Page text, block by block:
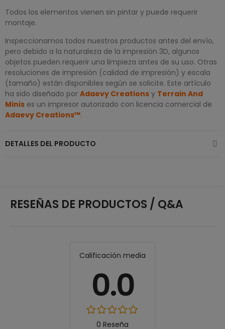
Todos los elementos vienen sin pintar y puede requerir
montaje.
Inspeccionamos todos nuestros productos antes del envío,
pero debido a la naturaleza de la impresión 3D, algunos
objetos pueden requerir una limpieza antes de su uso. Otras
resoluciones de impresión (calidad de impresión) y escala
(tamaño) están disponibles según se solicite. Este artículo
ha sido diseñado por Adaevy Creations y Terrain And
Minis es un impresor autorizado con licencia comercial de
Adaevy Creations™.
DETALLES DEL PRODUCTO
RESEÑAS DE PRODUCTOS / Q&A
Calificación media
0.0
0 Reseña